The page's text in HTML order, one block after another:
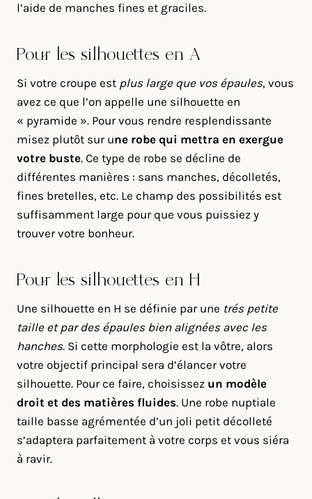
l’aide de manches fines et graciles.
Pour les silhouettes en A
Si votre croupe est plus large que vos épaules, vous
avez ce que l’on appelle une silhouette en
« pyramide ». Pour vous rendre resplendissante
misez plutôt sur une robe qui mettra en exergue
votre buste. Ce type de robe se décline de
différentes manières : sans manches, décolletés,
fines bretelles, etc. Le champ des possibilités est
suffisamment large pour que vous puissiez y
trouver votre bonheur.
Pour les silhouettes en H
Une silhouette en H se définie par une trés petite
taille et par des épaules bien alignées avec les
hanches. Si cette morphologie est la vôtre, alors
votre objectif principal sera d’élancer votre
silhouette. Pour ce faire, choisissez un modèle
droit et des matières fluides. Une robe nuptiale
taille basse agrémentée d’un joli petit décolleté
s’adaptera parfaitement à votre corps et vous siéra
à ravir.